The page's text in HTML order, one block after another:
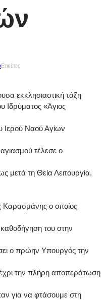
Ετικέτες
εκκλησιαστική τάξη
Ιδρύματος «Άγιος
Ναού Αγίων
τέλεσε ο
μετά τη Θεία Λειτουργία,
Καρασμάνης ο οποίος
του στην
ο πρώην Υπουργός την
την πλήρη αποπεράτωση
για να φτάσουμε στη